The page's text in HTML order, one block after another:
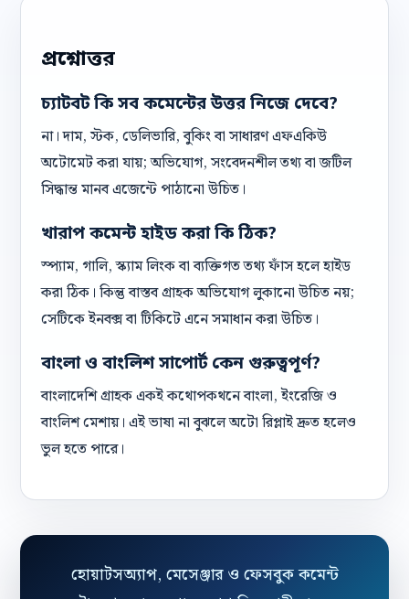
প্রশ্নোত্তর
চ্যাটবট কি সব কমেন্টের উত্তর নিজে দেবে?
না। দাম, স্টক, ডেলিভারি, বুকিং বা সাধারণ এফএকিউ
অটোমেট করা যায়; অভিযোগ, সংবেদনশীল তথ্য বা জটিল
সিদ্ধান্ত মানব এজেন্টে পাঠানো উচিত।
খারাপ কমেন্ট হাইড করা কি ঠিক?
স্প্যাম, গালি, স্ক্যাম লিংক বা ব্যক্তিগত তথ্য ফাঁস হলে হাইড
করা ঠিক। কিন্তু বাস্তব গ্রাহক অভিযোগ লুকানো উচিত নয়;
সেটিকে ইনবক্স বা টিকিটে এনে সমাধান করা উচিত।
বাংলা ও বাংলিশ সাপোর্ট কেন গুরুত্বপূর্ণ?
বাংলাদেশি গ্রাহক একই কথোপকথনে বাংলা, ইংরেজি ও
বাংলিশ মেশায়। এই ভাষা না বুঝলে অটো রিপ্লাই দ্রুত হলেও
ভুল হতে পারে।
হোয়াটসঅ্যাপ, মেসেঞ্জার ও ফেসবুক কমেন্ট